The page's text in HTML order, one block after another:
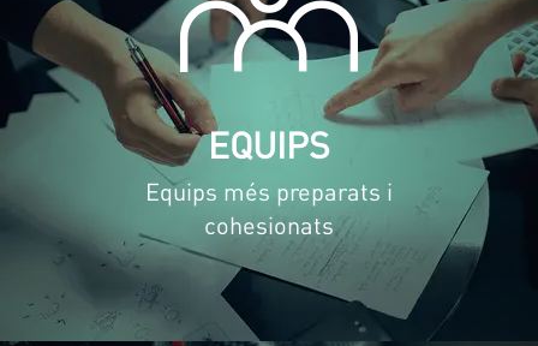
EQUIPS
Equips més preparats i
cohesionats